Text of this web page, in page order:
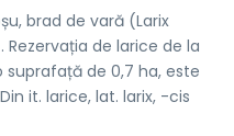
brad de vară (Larix
Rezervația de larice de la
de 0,7 ha, este
it. larice, lat. larix, -cis